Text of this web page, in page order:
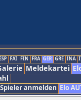
FAI FIN FRA GER GRE INA
Meldekartei
Spieler anmelden Elo